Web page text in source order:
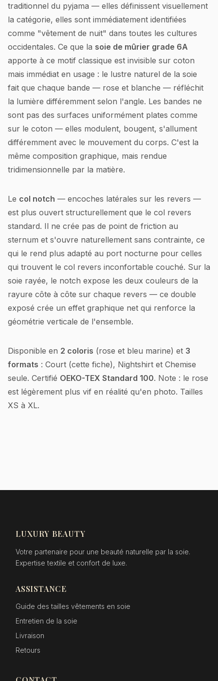
traditionnel du pyjama — elles définissent visuellement
la catégorie, elles sont immédiatement identifiées
comme "vêtement de nuit" dans toutes les cultures
occidentales. Ce que la soie de mûrier grade 6A
apporte à ce motif classique est invisible sur coton
mais immédiat en usage : le lustre naturel de la soie
fait que chaque bande — rose et blanche — réfléchit
la lumière différemment selon l'angle. Les bandes ne
sont pas des surfaces uniformément plates comme
sur le coton — elles modulent, bougent, s'allument
différemment avec le mouvement du corps. C'est la
même composition graphique, mais rendue
tridimensionnelle par la matière.
Le col notch — encoches latérales sur les revers —
est plus ouvert structurellement que le col revers
standard. Il ne crée pas de point de friction au
sternum et s'ouvre naturellement sans contrainte, ce
qui le rend plus adapté au port nocturne pour celles
qui trouvent le col revers inconfortable couché. Sur la
soie rayée, le notch expose les deux couleurs de la
rayure côte à côte sur chaque revers — ce double
exposé crée un effet graphique net qui renforce la
géométrie verticale de l'ensemble.
Disponible en 2 coloris (rose et bleu marine) et 3
formats : Court (cette fiche), Nightshirt et Chemise
seule. Certifié OEKO-TEX Standard 100. Note : le rose
est légèrement plus vif en réalité qu'en photo. Tailles
XS à XL.
LUXURY BEAUTY
Votre partenaire pour une beauté naturelle par la soie.
Expertise textile et confort de luxe.
ASSISTANCE
Guide des tailles vêtements en soie
Entretien de la soie
Livraison
Retours